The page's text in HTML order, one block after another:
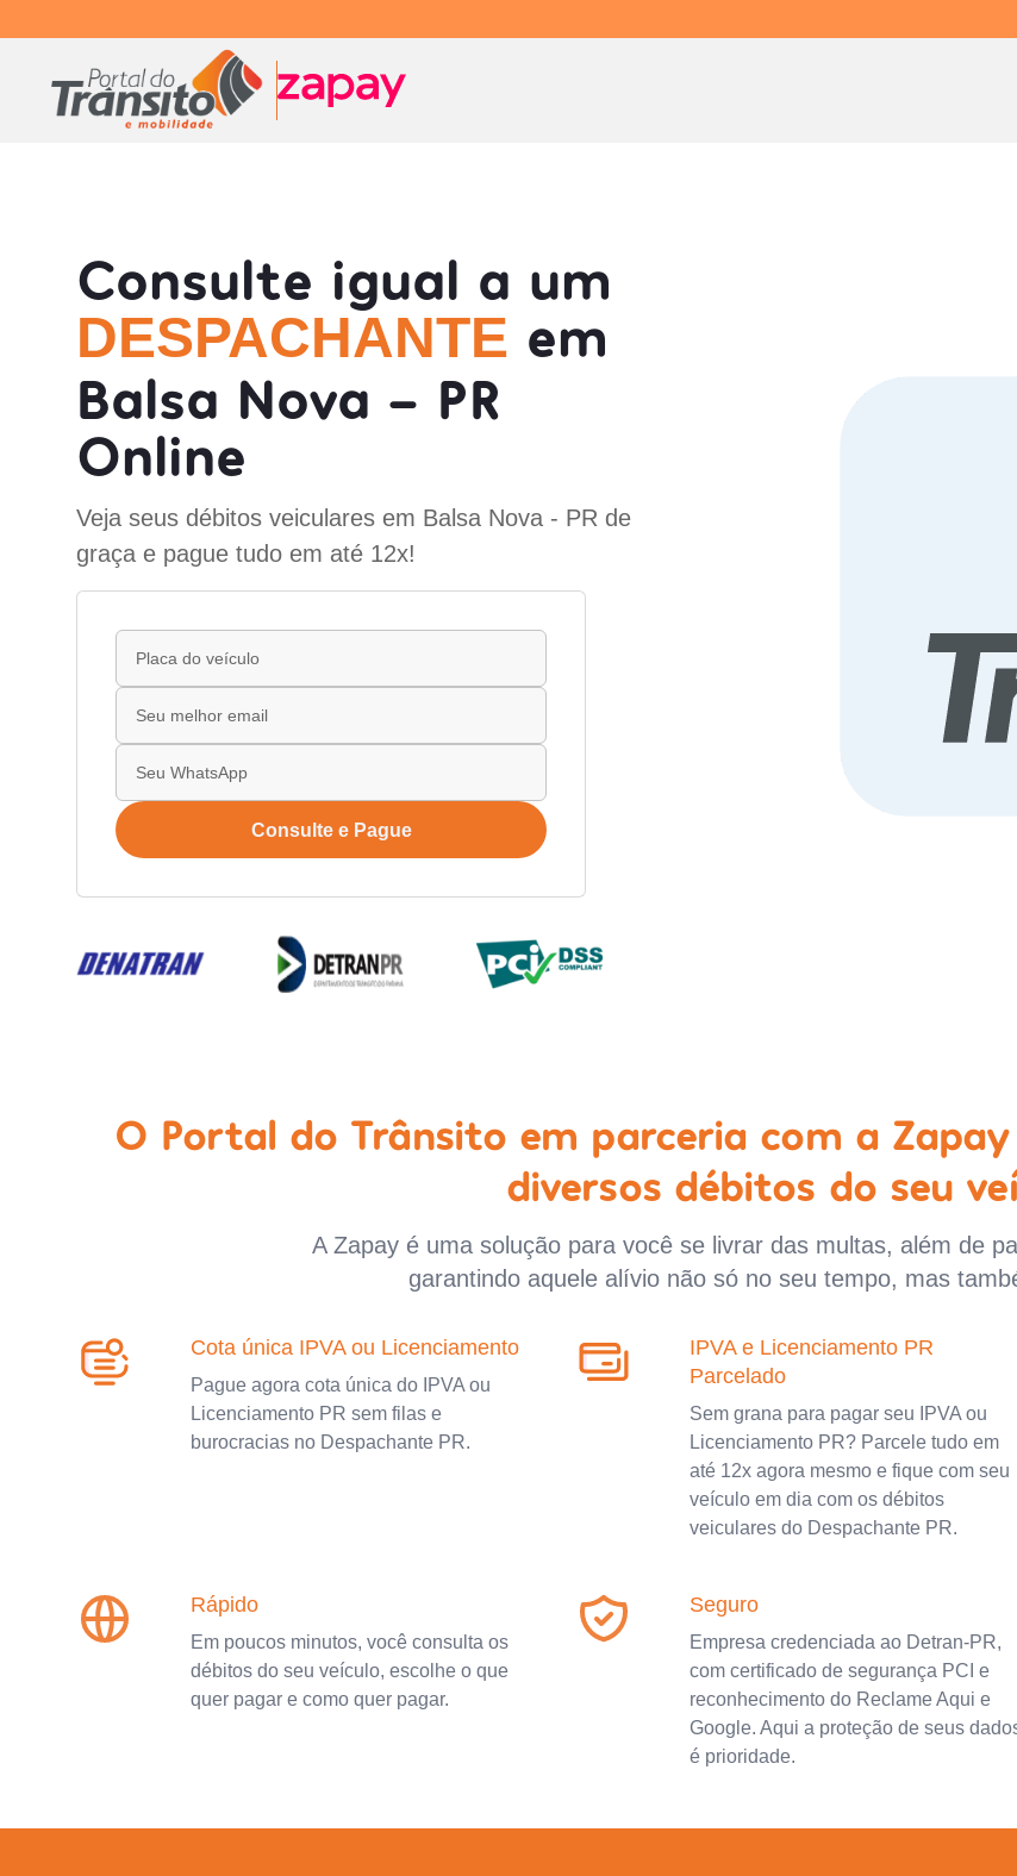
Consulte igual a um
DESPACHANTE em
Balsa Nova - PR
Online
Veja seus débitos veiculares em Balsa Nova - PR de
graça e pague tudo em até 12x!
Consulte e Pague
O Portal do Trânsito em parceria com a
diversos débitos do seu
A Zapay é uma solução para você se livrar das multas, além de
garantindo aquele alívio não só no seu tempo, mas
Cota única IPVA ou Licenciamento
Pague agora cota única do IPVA ou
Licenciamento PR sem filas e
burocracias no Despachante PR.
IPVA e Licenciamento PR
Parcelado
Sem grana para pagar seu IPVA ou
Licenciamento PR? Parcele tudo em
até 12x agora mesmo e fique com seu
veículo em dia com os débitos
veiculares do Despachante PR.
Rápido
Em poucos minutos, você consulta os
débitos do seu veículo, escolhe o que
quer pagar e como quer pagar.
Seguro
Empresa credenciada ao Detran-PR,
com certificado de segurança PCI e
reconhecimento do Reclame Aqui e
Google. Aqui a proteção de seus
é prioridade.